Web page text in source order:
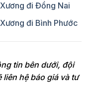
đi Đồng Nai
đi Bình Phước
tin bên dưới, đội
hệ báo giá và tư